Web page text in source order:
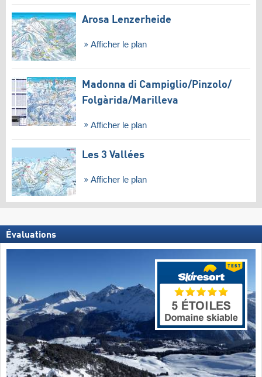
Arosa Lenzerheide
Afficher le plan
Madonna di Campiglio/​Pinzolo/​
Folgàrida/​Marilleva
Afficher le plan
Les 3 Vallées
Afficher le plan
Évaluations